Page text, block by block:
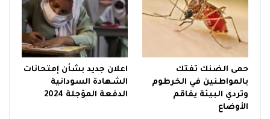
حمى الضنك تفتك
بالمواطنين في الخرطوم
وتردي البيئة يفاقم
الأوضاع
اعلان جديد بشأن إمتحانات
الشهادة السودانية
الدفعة المؤجلة 2024